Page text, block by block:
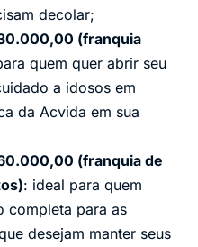
decolar;
(franquia
quem quer abrir seu
a idosos em
da Acvida em sua
(franquia de
: ideal para quem
completa para as
desejam manter seus